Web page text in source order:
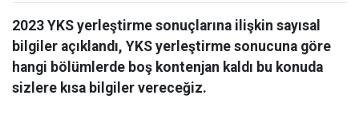
2023 YKS yerleştirme sonuçlarına ilişkin sayısal
bilgiler açıklandı, YKS yerleştirme sonucuna göre
hangi bölümlerde boş kontenjan kaldı bu konuda
sizlere kısa bilgiler vereceğiz.